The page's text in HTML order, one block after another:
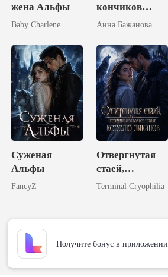
жена Альфы
Baby Charlene.
кончиков
пальцев
Анна Бажанова
Суженая
Альфы
FancyZ
Отвергнутая
стаей,
предназначенн
Terminal Cryophilia
Получите бонус в приложении